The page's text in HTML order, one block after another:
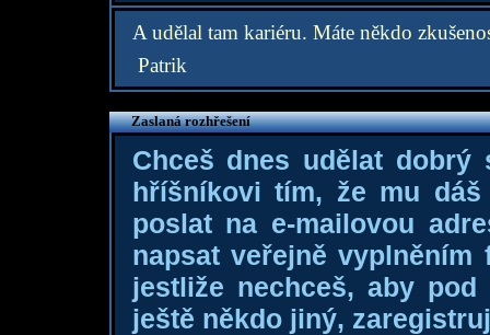
A udělal tam kariéru. Máte někdo
Patrik
Zaslaná rozhřešení
Chceš dnes udělat dobrý
hříšníkovi tím, že mu
poslat na e-mailovou
napsat veřejně
jestliže nechceš, aby
ještě někdo jiný,